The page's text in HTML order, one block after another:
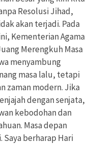
Resolusi Jihad,
akan terjadi. Pada
Kementerian Agama
Merengkuh Masa
menyambung
masa lalu, tetapi
zaman modern. Jika
dengan senjata,
kebodohan dan
Masa depan
Saya berharap Hari